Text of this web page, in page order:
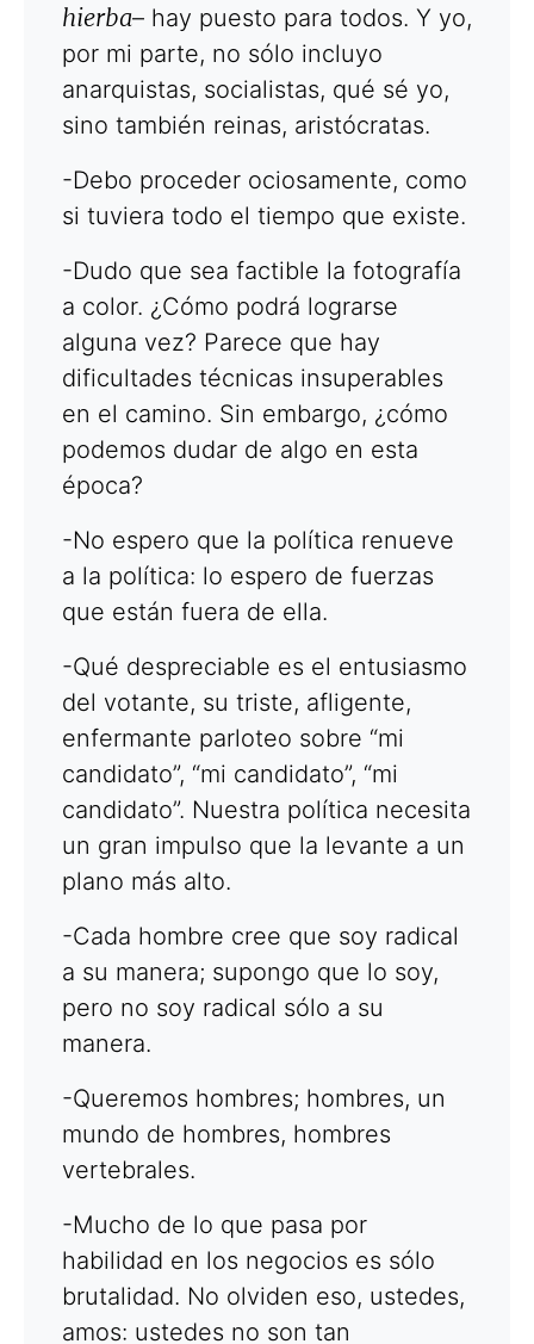
hierba– hay puesto para todos. Y yo,
por mi parte, no sólo incluyo
anarquistas, socialistas, qué sé yo,
sino también reinas, aristócratas.
-Debo proceder ociosamente, como
si tuviera todo el tiempo que existe.
-Dudo que sea factible la fotografía
a color. ¿Cómo podrá lograrse
alguna vez? Parece que hay
dificultades técnicas insuperables
en el camino. Sin embargo, ¿cómo
podemos dudar de algo en esta
época?
-No espero que la política renueve
a la política: lo espero de fuerzas
que están fuera de ella.
-Qué despreciable es el entusiasmo
del votante, su triste, afligente,
enfermante parloteo sobre “mi
candidato”, “mi candidato”, “mi
candidato”. Nuestra política necesita
un gran impulso que la levante a un
plano más alto.
-Cada hombre cree que soy radical
a su manera; supongo que lo soy,
pero no soy radical sólo a su
manera.
-Queremos hombres; hombres, un
mundo de hombres, hombres
vertebrales.
-Mucho de lo que pasa por
habilidad en los negocios es sólo
brutalidad. No olviden eso, ustedes,
amos: ustedes no son tan